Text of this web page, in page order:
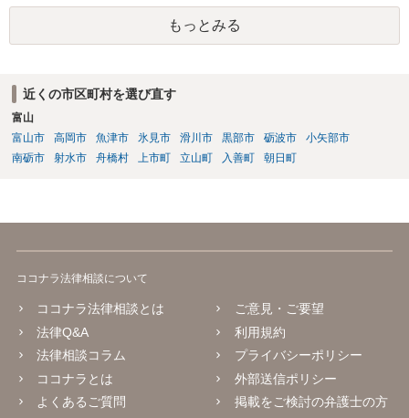
工場見学等のアクティビティは、旅行商品ではなく授業に付随した無
償の交流・学習機会として整理すること。 ・宿泊・交通・レンタカー
等の契約主体および支払は常にクライアント本人と事業者の間で完結
送・宿泊等のサービス提供者とは独立した立場であること、②参加者
の移動・アクティビティ参加は自己の判断と責任によること、③講師
の故意・重大な過失を除く範囲で事故等についての責任を限定するこ
とを明示すること。 この辺りは意識して書類等を作成された方がよろ
もっとみる
近くの市区町村を選び直す
富山
富山市
高岡市 魚津市 氷見市 滑川市 黒部市 砺波市
小矢部市
南砺市
射水市 舟橋村 上市町 立山町 入善町 朝日町
ココナラ法律相談について
ココナラ法律相談とは
法律Q&A
法律相談コラム
ココナラとは
よくあるご質問
ご意見・ご要望
利用規約
プライバシーポリシー
外部送信ポリシー
掲載をご検討の弁護士の方